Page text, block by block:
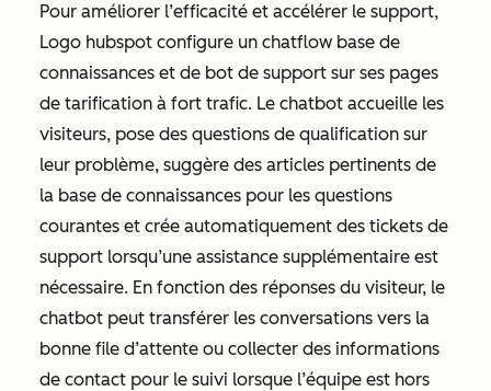
Pour améliorer l’efficacité et accélérer le support,
Logo hubspot configure un chatflow base de
connaissances et de bot de support sur ses pages
de tarification à fort trafic. Le chatbot accueille les
visiteurs, pose des questions de qualification sur
leur problème, suggère des articles pertinents de
la base de connaissances pour les questions
courantes et crée automatiquement des tickets de
support lorsqu’une assistance supplémentaire est
nécessaire. En fonction des réponses du visiteur, le
chatbot peut transférer les conversations vers la
bonne file d’attente ou collecter des informations
de contact pour le suivi lorsque l’équipe est hors